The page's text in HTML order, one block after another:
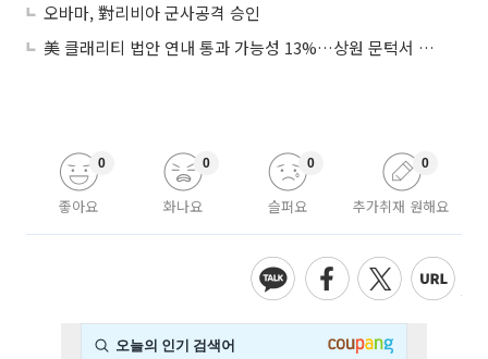
오바마, 對리비아 군사공격 승인
美 클래리티 법안 연내 통과 가능성 13%…상원 문턱서 제동
좋아요
0
화나요
0
슬퍼요
0
추가취재 원해요
0